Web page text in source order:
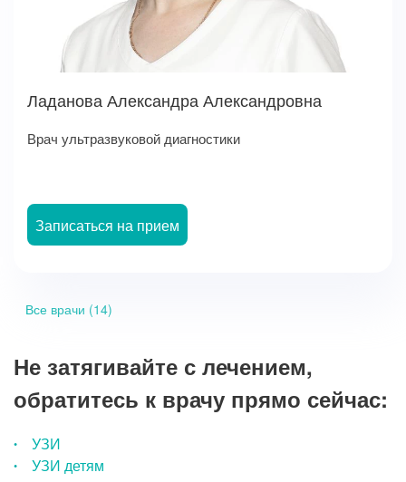
Ладанова Александра Александровна
Врач ультразвуковой диагностики
Записаться на прием
Все врачи (14)
Не затягивайте с лечением,
обратитесь к врачу прямо сейчас:
УЗИ
УЗИ детям